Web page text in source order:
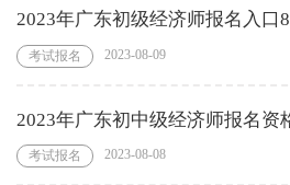
2023年广东初级经济师报名入口
考试报名 2023-08-09
2023年广东初中级经济师报名资
考试报名 2023-08-08